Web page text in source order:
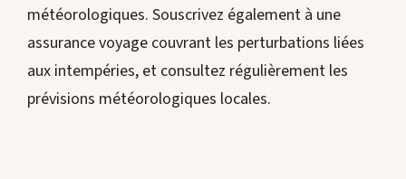
météorologiques. Souscrivez également à une
assurance voyage couvrant les perturbations liées
aux intempéries, et consultez régulièrement les
prévisions météorologiques locales.